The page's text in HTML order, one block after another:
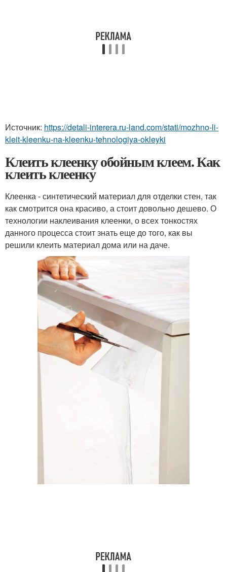
Источник: https://detali-interera.ru-land.com/stati/mozhno-li-
kleit-kleenku-na-kleenku-tehnologiya-okleyki
Клеить клеенку обойным клеем. Как
клеить клеенку
Клеенка - синтетический материал для отделки стен, так
как смотрится она красиво, а стоит довольно дешево. О
технологии наклеивания клеенки, о всех тонкостях
данного процесса стоит знать еще до того, как вы
решили клеить материал дома или на даче.